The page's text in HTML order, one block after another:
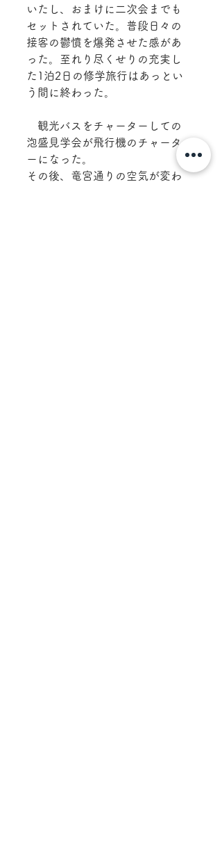
いたし、おまけに二次会までも
セットされていた。普段日々の
接客の鬱憤を爆発させた感があ
った。至れり尽くせりの充実し
た1泊2日の修学旅行はあっとい
う間に終わった。
観光バスをチャーターしての
泡盛見学会が飛行機のチャータ
ーになった。
その後、竜宮通りの空気が変わ